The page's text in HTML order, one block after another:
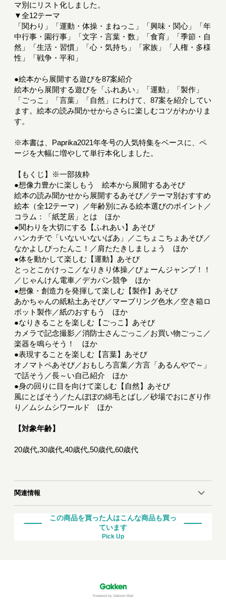
マ別にリスト化しました。
▼全12テーマ
「関わり」「運動・体操・まねっこ」「興味・関心」「年
中行事・園行事」「文字・言葉・数」「食育」「季節・自
然」「生活・習慣」「心・気持ち」「家族」「人権・多様
性」「戦争・平和」
●絵本から展開する遊びを87案紹介
絵本から展開する遊びを「ふれあい」「運動」「製作」
「ごっこ」「言葉」「自然」にわけて、87案を紹介してい
ます。絵本の読み聞かせからさらに楽しむコツがわかりま
す。
※本書は、Paprika2021年冬号の人気特集をベースに、ペ
ージを大幅に増やして単行本化しました。
【もくじ】※一部抜粋
●想像力豊かに楽しもう 絵本から展開するあそび
絵本の読み聞かせから展開するあそび／テーマ別おすすめ
絵本（全12テーマ）／年齢別にみる絵本選びのポイント／
コラム：「紙芝居」とは ほか
●関わりを大切にする【ふれあい】あそび
ハンカチで「いないいないばあ」／こちょこちょあそび／
なかよしぴったんこ！／肩たたきしましょう ほか
●体を動かして楽しむ【運動】あそび
とっとこかけっこ／なりきり体操／ぴょーんジャンプ！！
／じゃんけん電車／デカパン競争 ほか
●想像・創造力を発揮して楽しむ【製作】あそび
あかちゃんの紙粘土あそび／マーブリング色水／空き箱ロ
ボット製作／紙のおすもう ほか
●なりきることを楽しむ【ごっこ】あそび
カメラで記念撮影／消防士さんごっこ／お買い物ごっこ／
楽器を鳴らそう！ ほか
●表現することを楽しむ【言葉】あそび
オノマトペあそび／おもしろ言葉／方言「あるんやで～」
で話そう／長～い自己紹介 ほか
●身の回りに目を向けて楽しむ【自然】あそび
風にとばそう／たんぽぽの綿毛とばし／砂場でおにぎり作
り／ムシムシワールド ほか
【対象年齢】
20歳代,30歳代,40歳代,50歳代,60歳代
関連情報
この商品を買った人はこんな商品も買っ
ています
Pick Up
Powered by Gakken Mall